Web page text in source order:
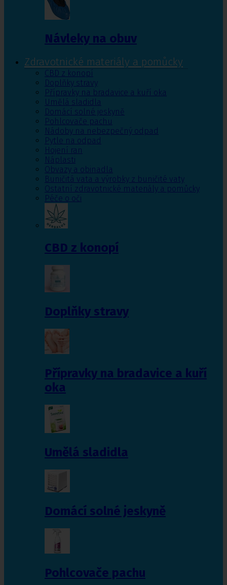
Návleky na obuv
Zdravotnické materiály a pomůcky
CBD z konopí
Doplňky stravy
Přípravky na bradavice a kuří oka
Umělá sladidla
Domácí solné jeskyně
Pohlcovače pachu
Nádoby na nebezpečný odpad
Pytle na odpad
Hojení ran
Náplasti
Obvazy a obinadla
Buničitá vata a výrobky z buničité vaty
Ostatní zdravotnické materiály a pomůcky
Péče o oči
CBD z konopí
Doplňky stravy
Přípravky na bradavice a kuří
oka
Umělá sladidla
Domácí solné jeskyně
Pohlcovače pachu